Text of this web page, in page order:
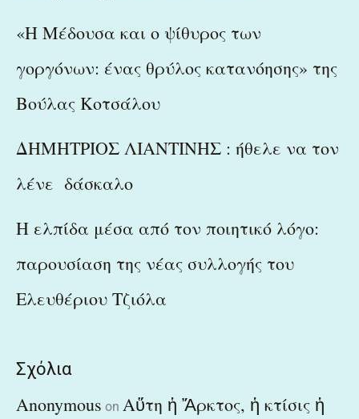
«Η Μέδουσα και ο ψίθυρος των
γοργόνων: ένας θρύλος κατανόησης» της
Βούλας Κοτσάλου
ΔΗΜΗΤΡΙΟΣ ΛΙΑΝΤΙΝΗΣ : ήθελε να τον
λένε δάσκαλο
Η ελπίδα μέσα από τον ποιητικό λόγο:
παρουσίαση της νέας συλλογής του
Ελευθέριου Τζιόλα
Σχόλια
Anonymous on Αὕτη ἡ Ἄρκτος, ἡ κτίσις ἡ